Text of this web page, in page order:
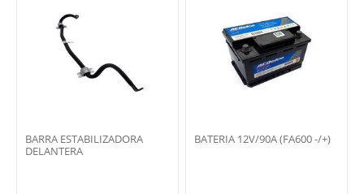
BARRA ESTABILIZADORA
DELANTERA
BATERIA 12V/90A (FA600 -/+)